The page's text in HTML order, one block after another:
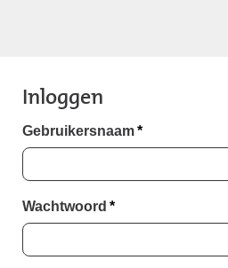
Inloggen
Gebruikersnaam*
Wachtwoord *